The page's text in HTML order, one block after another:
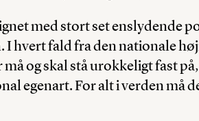
med stort set enslydende
I hvert fald fra den nationale
og skal stå urokkeligt fast
egenart. For alt i verden må